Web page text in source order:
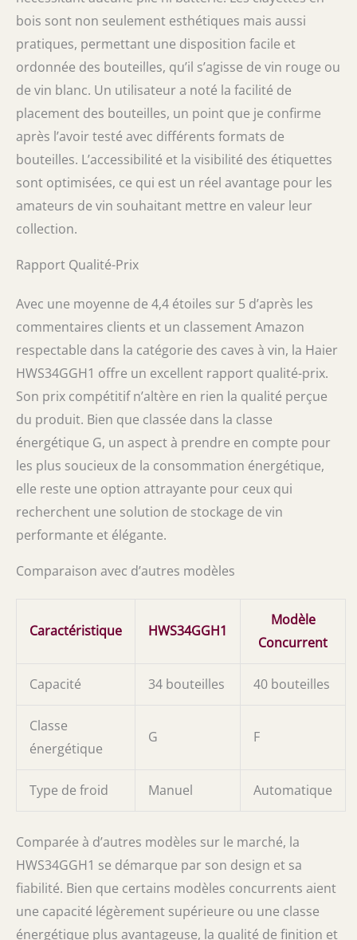
bois sont non seulement esthétiques mais aussi
pratiques, permettant une disposition facile et
ordonnée des bouteilles, qu’il s’agisse de vin rouge ou
de vin blanc. Un utilisateur a noté la facilité de
placement des bouteilles, un point que je confirme
après l’avoir testé avec différents formats de
bouteilles. L’accessibilité et la visibilité des étiquettes
sont optimisées, ce qui est un réel avantage pour les
amateurs de vin souhaitant mettre en valeur leur
collection.
Rapport Qualité-Prix
Avec une moyenne de 4,4 étoiles sur 5 d’après les
commentaires clients et un classement Amazon
respectable dans la catégorie des caves à vin, la Haier
HWS34GGH1 offre un excellent rapport qualité-prix.
Son prix compétitif n’altère en rien la qualité perçue
du produit. Bien que classée dans la classe
énergétique G, un aspect à prendre en compte pour
les plus soucieux de la consommation énergétique,
elle reste une option attrayante pour ceux qui
recherchent une solution de stockage de vin
performante et élégante.
Comparaison avec d’autres modèles
Caractéristique HWS34GGH1
Modèle
Concurrent
Capacité 34 bouteilles 40 bouteilles
Classe
énergétique
G F
Type de froid Manuel Automatique
Comparée à d’autres modèles sur le marché, la
HWS34GGH1 se démarque par son design et sa
fiabilité. Bien que certains modèles concurrents aient
une capacité légèrement supérieure ou une classe
énergétique plus avantageuse, la qualité de finition et